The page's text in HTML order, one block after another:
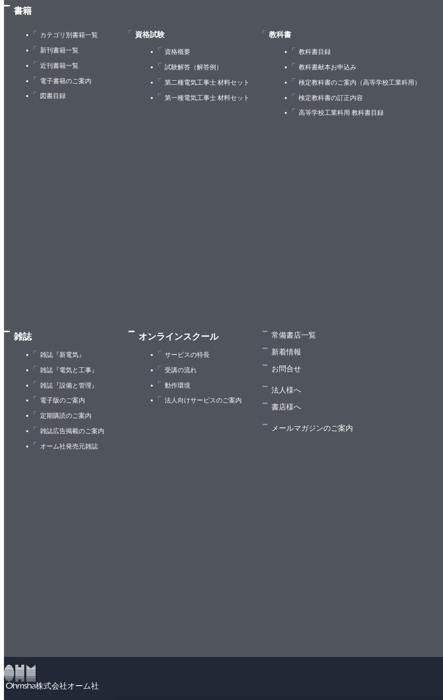
書籍
カテゴリ別書籍一覧
新刊書籍一覧
近刊書籍一覧
電子書籍のご案内
図書目録
資格試験
資格概要
試験解答（解答例）
第二種電気工事士 材料セット
第一種電気工事士 材料セット
教科書
教科書目録
教科書献本お申込み
検定教科書のご案内（高等学校工業科用）
検定教科書の訂正内容
高等学校工業科用 教科書目録
雑誌
雑誌『新電気』
雑誌『電気と工事』
雑誌『設備と管理』
電子版のご案内
定期購読のご案内
雑誌広告掲載のご案内
オーム社発売元雑誌
オンラインスクール
サービスの特長
受講の流れ
動作環境
法人向けサービスのご案内
常備書店一覧
新着情報
お問合せ
法人様へ
書店様へ
メールマガジンのご案内
株式会社オーム社